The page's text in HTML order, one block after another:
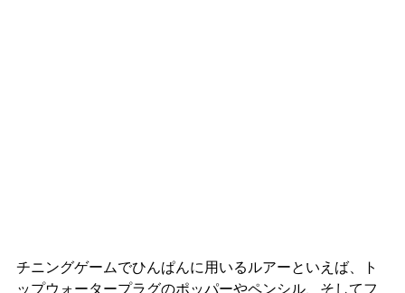
チニングゲームでひんぱんに用いるルアーといえば、ト
ップウォータープラグのポッパーやペンシル、そしてフ